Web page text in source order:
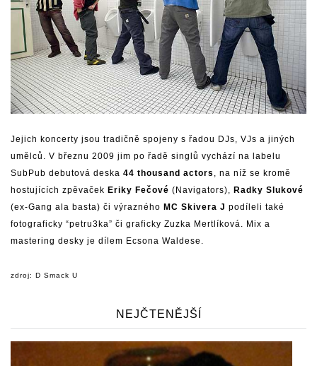
Jejich koncerty jsou tradičně spojeny s řadou DJs, VJs a jiných
umělců. V březnu 2009 jim po řadě singlů vychází na labelu
SubPub debutová deska 44 thousand actors , na níž se kromě
hostujících zpěvaček Eriky Fečové (Navigators), Radky Slukové
(ex-Gang ala basta) či výrazného MC Skivera J podíleli také
fotograficky “petru3ka” či graficky Zuzka Mertlíková. Mix a
mastering desky je dílem Ecsona Waldese.
zdroj: D Smack U
NEJČTENĚJŠÍ